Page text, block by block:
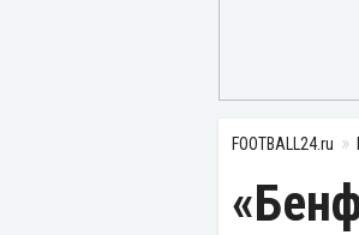
FOOTBALL24.ru